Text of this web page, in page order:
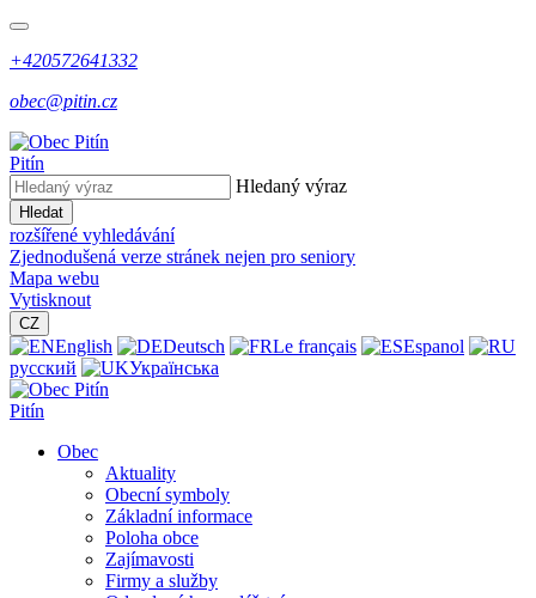
+420572641332
obec@pitin.cz
Pitín
Hledaný výraz
Hledat
rozšířené vyhledávání
Zjednodušená verze stránek nejen pro seniory
Mapa webu
Vytisknout
CZ
English Deutsch Le français
Espanol
русский
Українська
Pitín
Obec
Aktuality
Obecní symboly
Základní informace
Poloha obce
Zajímavosti
Firmy a služby